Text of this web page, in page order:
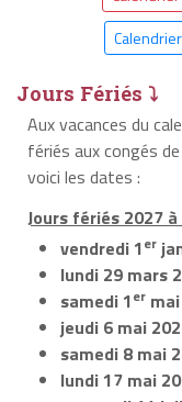
Jours Fériés ⤵
Aux vacances du
fériés aux congés
voici les dates :
Jours fériés 2027 à
vendredi 1er
lundi 29 mars
samedi 1er
jeudi 6 mai
samedi 8 mai
lundi 17 mai